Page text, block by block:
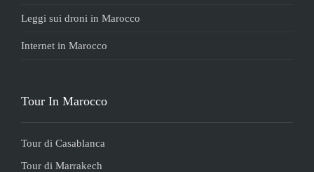
Leggi sui droni in Marocco
Internet in Marocco
Tour In Marocco
Tour di Casablanca
Tour di Marrakech